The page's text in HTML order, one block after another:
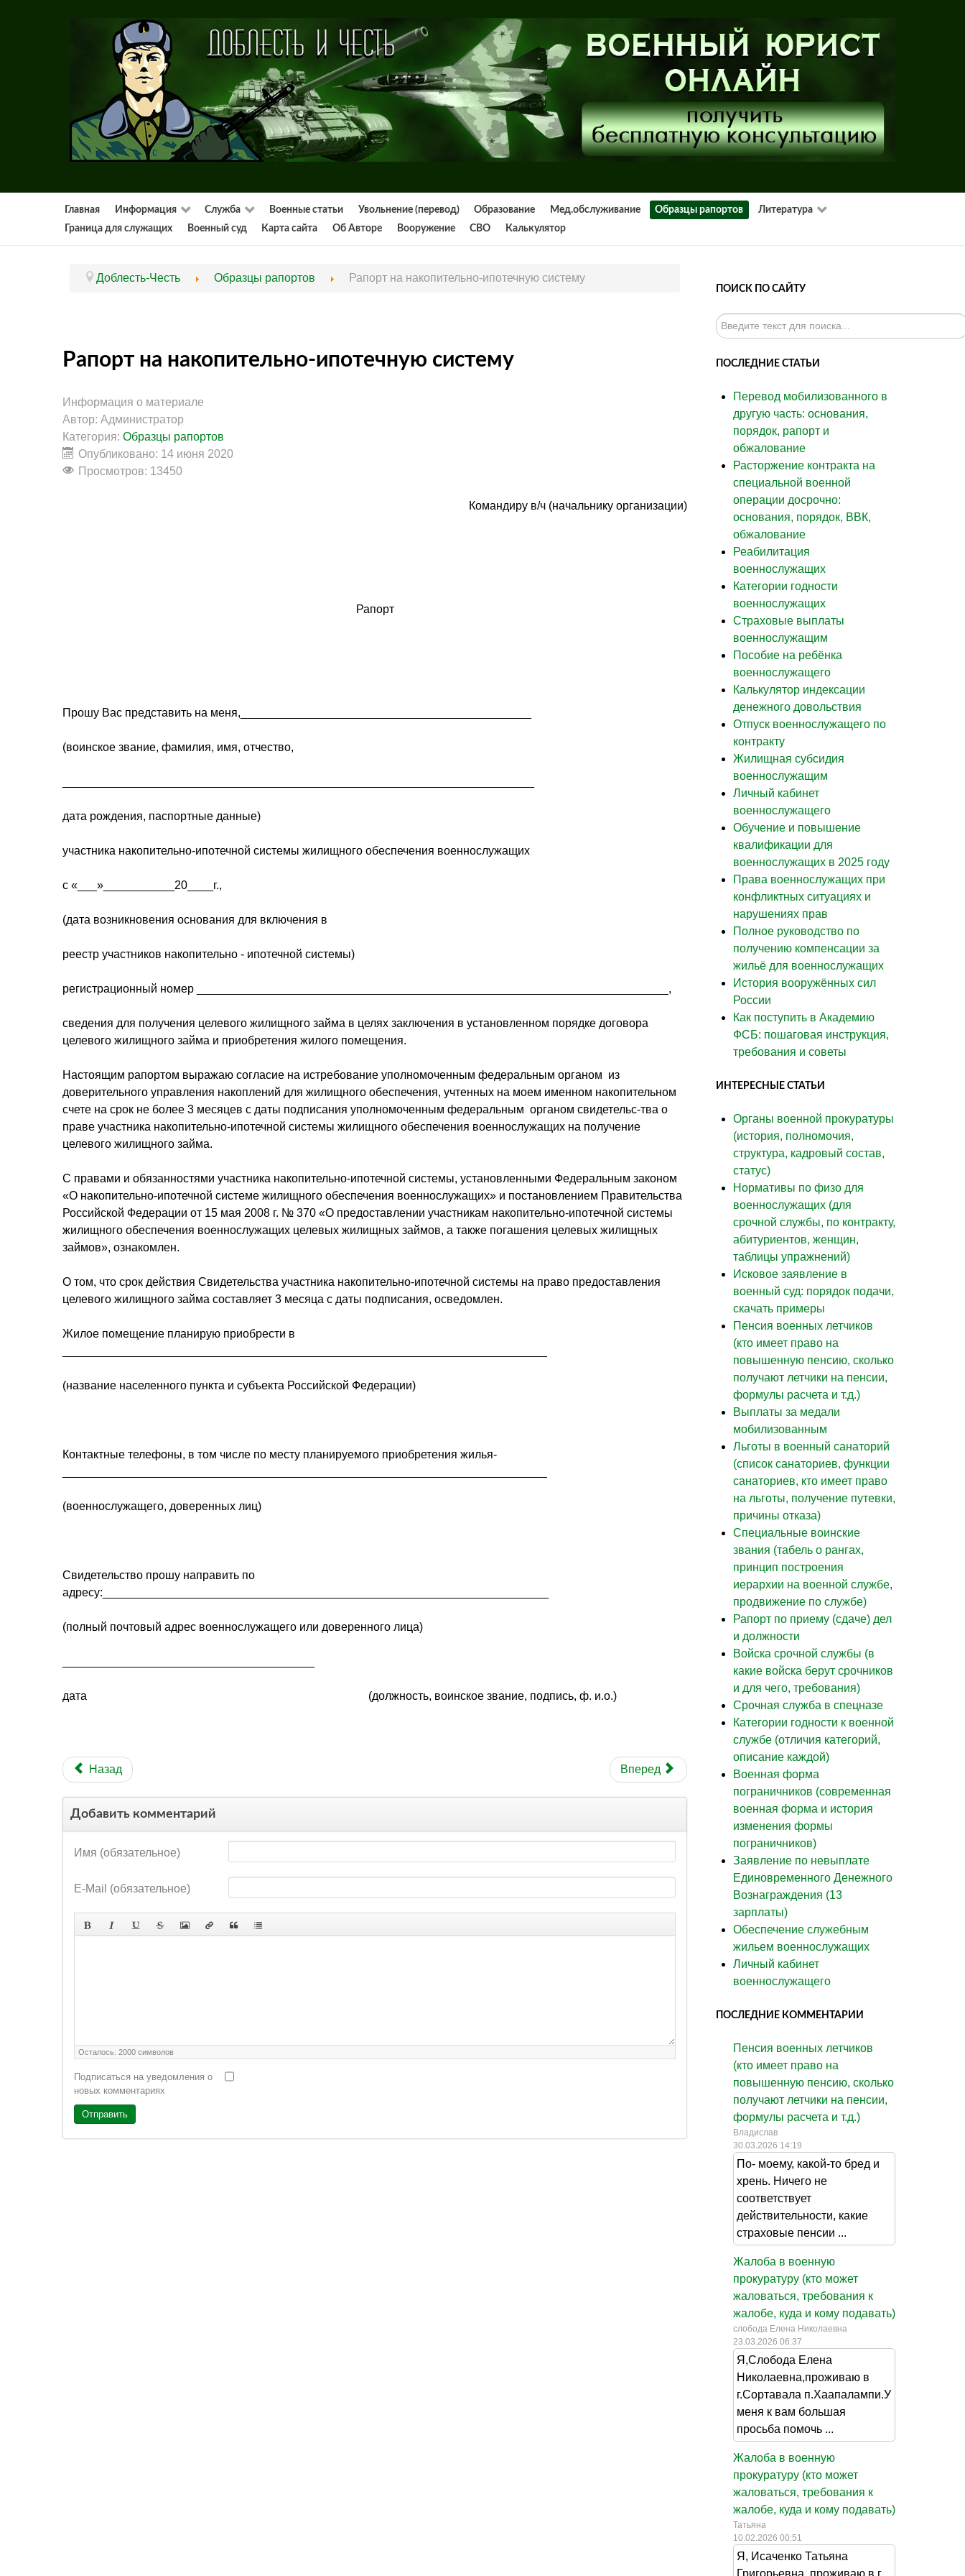
Главная Информация Служба Военные статьи Увольнение (перевод) Образование Мед.обслуживание Образцы рапортов
Литература
Граница для служащих
Военный суд Карта сайта Об Авторе Вооружение СВО Калькулятор
Доблесть-Честь Образцы рапортов Рапорт на накопительно-ипотечную систему
Рапорт на накопительно-ипотечную систему
Информация о материале
Автор: Администратор
Категория: Образцы рапортов
Опубликовано: 14 июня 2020
Просмотров: 13450
Командиру в/ч (начальнику организации)
Рапорт
Прошу Вас представить на меня,_____________________________________________
(воинское звание, фамилия, имя, отчество,
дата рождения, паспортные данные)
участника накопительно-ипотечной системы жилищного обеспечения военнослужащих
с «___»___________20____г.,
(дата возникновения основания для включения в
реестр участников накопительно - ипотечной системы)
регистрационный номер _________________________________________________________________________,
сведения для получения целевого жилищного займа в целях заключения в установленном порядке договора
целевого жилищного займа и приобретения жилого помещения.
Настоящим рапортом выражаю согласие на истребование уполномоченным федеральным органом из
доверительного управления накоплений для жилищного обеспечения, учтенных на моем именном накопительном
счете на срок не более 3 месяцев с даты подписания уполномоченным федеральным органом свидетельс-тва о
праве участника накопительно-ипотечной системы жилищного обеспечения военнослужащих на получение
целевого жилищного займа.
С правами и обязанностями участника накопительно-ипотечной системы, установленными Федеральным законом
«О накопительно-ипотечной системе жилищного обеспечения военнослужащих» и постановлением Правительства
Российской Федерации от 15 мая 2008 г. № 370 «О предоставлении участникам накопительно-ипотечной системы
жилищного обеспечения военнослужащих целевых жилищных займов, а также погашения целевых жилищных
займов», ознакомлен.
О том, что срок действия Свидетельства участника накопительно-ипотечной системы на право предоставления
целевого жилищного займа составляет 3 месяца с даты подписания, осведомлен.
Жилое помещение планирую приобрести в
(название населенного пункта и субъекта Российской Федерации)
Контактные телефоны, в том числе по месту планируемого приобретения жилья-
(военнослужащего, доверенных лиц)
Свидетельство прошу направить по
адресу:_____________________________________________________________________
(полный почтовый адрес военнослужащего или доверенного лица)
дата (должность, воинское звание, подпись, ф. и.о.)
Назад Вперед
Добавить комментарий
Имя (обязательное)
E-Mail (обязательное)
Осталось: 2000 символов
Подписаться на уведомления о
новых комментариях
Отправить
ПОИСК ПО САЙТУ
Искать...
ПОСЛЕДНИЕ СТАТЬИ
Перевод мобилизованного в
другую часть: основания,
порядок, рапорт и
обжалование
Расторжение контракта на
специальной военной
операции досрочно:
основания, порядок, ВВК,
обжалование
Реабилитация
военнослужащих
Категории годности
военнослужащих
Страховые выплаты
военнослужащим
Пособие на ребёнка
военнослужащего
Калькулятор индексации
денежного довольствия
Отпуск военнослужащего по
контракту
Жилищная субсидия
военнослужащим
Личный кабинет
военнослужащего
Обучение и повышение
квалификации для
военнослужащих в 2025 году
Права военнослужащих при
конфликтных ситуациях и
нарушениях прав
Полное руководство по
получению компенсации за
жильё для военнослужащих
История вооружённых сил
России
Как поступить в Академию
ФСБ: пошаговая инструкция,
требования и советы
ИНТЕРЕСНЫЕ СТАТЬИ
Органы военной прокуратуры
(история, полномочия,
структура, кадровый состав,
статус)
Нормативы по физо для
военнослужащих (для
срочной службы, по контракту,
абитуриентов, женщин,
таблицы упражнений)
Исковое заявление в
военный суд: порядок подачи,
скачать примеры
Пенсия военных летчиков
(кто имеет право на
повышенную пенсию, сколько
получают летчики на пенсии,
формулы расчета и т.д.)
Выплаты за медали
мобилизованным
Льготы в военный санаторий
(список санаториев, функции
санаториев, кто имеет право
на льготы, получение путевки,
причины отказа)
Специальные воинские
звания (табель о рангах,
принцип построения
иерархии на военной службе,
продвижение по службе)
Рапорт по приему (сдаче) дел
и должности
Войска срочной службы (в
какие войска берут срочников
и для чего, требования)
Cрочная служба в спецназе
Категории годности к военной
службе (отличия категорий,
описание каждой)
Военная форма
пограничников (современная
военная форма и история
изменения формы
пограничников)
Заявление по невыплате
Единовременного Денежного
Вознаграждения (13
зарплаты)
Обеспечение служебным
жильем военнослужащих
Личный кабинет
военнослужащего
ПОСЛЕДНИЕ КОММЕНТАРИИ
Пенсия военных летчиков
(кто имеет право на
повышенную пенсию, сколько
получают летчики на пенсии,
формулы расчета и т.д.)
Владислав
30.03.2026 14:19
По- моему, какой-то бред и
хрень. Ничего не
соответствует
действительности, какие
страховые пенсии ...
Жалоба в военную
прокуратуру (кто может
жаловаться, требования к
жалобе, куда и кому подавать)
слобода Елена Николаевна
23.03.2026 06:37
Я,Слобода Елена
Николаевна,проживаю в
г.Сортавала п.Хаапалампи.У
меня к вам большая
просьба помочь ...
Жалоба в военную
прокуратуру (кто может
жаловаться, требования к
жалобе, куда и кому подавать)
Татьяна
10.02.2026 00:51
Я, Исаченко Татьяна
Григорьевна, проживаю в г.